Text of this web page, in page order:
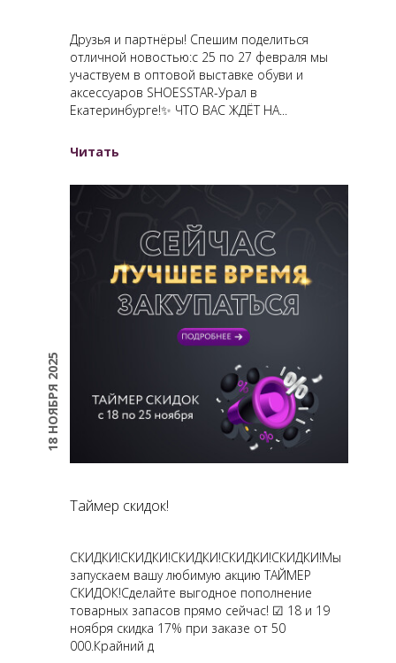
Друзья и партнёры! Спешим поделиться
отличной новостью:с 25 по 27 февраля мы
участвуем в оптовой выставке обуви и
аксессуаров SHOESSTAR-Урал в
Екатеринбурге!✨ ЧТО ВАС ЖДЁТ НА...
Читать
18 НОЯБРЯ 2025
Таймер скидок!
СКИДКИ!СКИДКИ!СКИДКИ!СКИДКИ!СКИДКИ!Мы
запускаем вашу любимую акцию ТАЙМЕР
СКИДОК!Сделайте выгодное пополнение
товарных запасов прямо сейчас! ☑ 18 и 19
ноября скидка 17% при заказе от 50
000.Крайний д